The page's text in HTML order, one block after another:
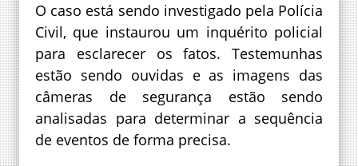
O caso está sendo investigado pela Polícia
Civil, que instaurou um inquérito policial
para esclarecer os fatos. Testemunhas
estão sendo ouvidas e as imagens das
câmeras de segurança estão sendo
analisadas para determinar a sequência
de eventos de forma precisa.